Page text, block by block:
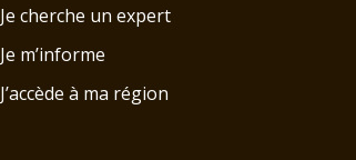
Je cherche un expert
Je m’informe
J’accède à ma région